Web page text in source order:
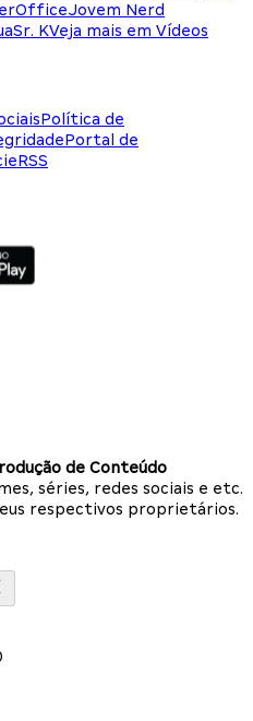
Jovem Nerd
Sr. KVeja mais em Vídeos
Política de
Portal de
RSS
de Conteúdo
séries, redes sociais e etc.
respectivos proprietários.